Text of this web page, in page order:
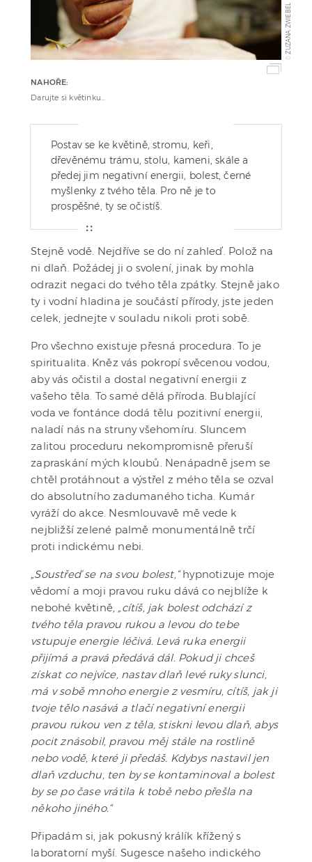
©
ZUZANA ZWIEBEL
NAHOŘE:
Darujte si květinku...
Postav se ke květině, stromu, keři,
dřevěnému trámu, stolu, kameni, skále a
předej jim negativní energii, bolest, černé
myšlenky z tvého těla. Pro ně je to
prospěšné, ty se očistíš.
Stejně vodě. Nejdříve se do ní zahleď. Polož na
ni dlaň. Požádej ji o svolení, jinak by mohla
odrazit negaci do tvého těla zpátky. Stejně jako
ty i vodní hladina je součástí přírody, jste jeden
celek, jednejte v souladu nikoli proti sobě.
Pro všechno existuje přesná procedura. To je
spiritualita. Kněz vás pokropí svěcenou vodou,
aby vás očistil a dostal negativní energii z
vašeho těla. To samé dělá příroda. Bublající
voda ve fontánce dodá tělu pozitivní energii,
naladí nás na struny všehomíru. Sluncem
zalitou proceduru nekompromisně přeruší
zapraskání mých kloubů. Nenápadně jsem se
chtěl protáhnout a výstřel z mého těla se ozval
do absolutního zadumaného ticha. Kumár
vyráží do akce. Nesmlouvavě mě vede k
nejbližší zelené palmě monumentálně trčí
proti indickému nebi.
„Soustřeď se na svou bolest,“hypnotizuje moje
vědomí a moji pravou ruku dává co nejblíže k
nebohé květině, „cítíš, jak bolest odchází z
tvého těla pravou rukou a levou do tebe
vstupuje energie léčivá. Levá ruka energii
přijímá a pravá předává dál. Pokud ji chceš
získat co nejvíce, nastav dlaň levé ruky slunci,
má v sobě mnoho energie z vesmíru, cítíš, jak ji
tvoje tělo nasává a tlačí negativní energii
pravou rukou ven z těla, stiskni levou dlaň, abys
pocit znásobil, pravou měj stále na rostlině
nebo vodě, které ji předáš. Kdybys nastavil jen
dlaň vzduchu, ten by se kontaminoval a bolest
by se po čase vrátila k tobě nebo přešla na
někoho jiného.“
Připadám si, jak pokusný králík křížený s
laboratorní myší. Sugesce našeho indického